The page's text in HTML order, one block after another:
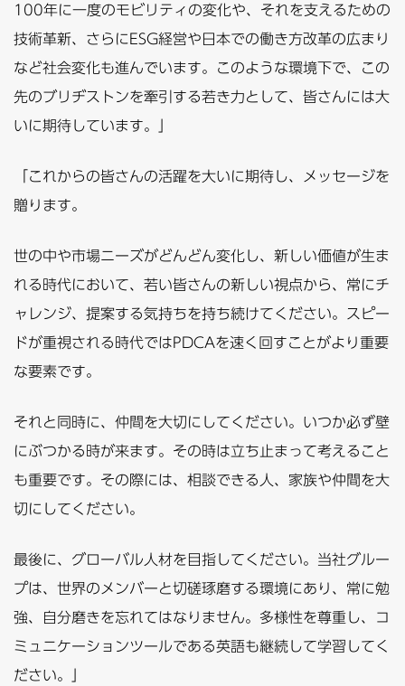
100年に一度のモビリティの変化や、それを支えるための
技術革新、さらにESG経営や日本での働き方改革の広まり
など社会変化も進んでいます。このような環境下で、この
先のブリヂストンを牽引する若き力として、皆さんには大
いに期待しています。」
「これからの皆さんの活躍を大いに期待し、メッセージを
贈ります。
世の中や市場ニーズがどんどん変化し、新しい価値が生ま
れる時代において、若い皆さんの新しい視点から、常にチ
ャレンジ、提案する気持ちを持ち続けてください。スピー
ドが重視される時代ではPDCAを速く回すことがより重要
な要素です。
それと同時に、仲間を大切にしてください。いつか必ず壁
にぶつかる時が来ます。その時は立ち止まって考えること
も重要です。その際には、相談できる人、家族や仲間を大
切にしてください。
最後に、グローバル人材を目指してください。当社グルー
プは、世界のメンバーと切磋琢磨する環境にあり、常に勉
強、自分磨きを忘れてはなりません。多様性を尊重し、コ
ミュニケーションツールである英語も継続して学習してく
ださい。」